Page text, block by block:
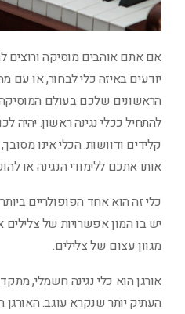
אם אתם אוהבים מוסיקה ורוצים
יודעים באיזה כלי לבחור, או
הראשונים שלכם בעולם
להתחיל ככלי נגינה ראשון. יהיה
קלידים ודוושות. הכלי אינו
אותו אתכם ללימודי הנגינה או
כלי זה הוא אחד הפופולריים
יש בו המון אפשרויות של
מגוון עצום של צלילים.
אורגן הוא כלי נגינה חשמלי,
העתיק יותר שנקרא עוגב.